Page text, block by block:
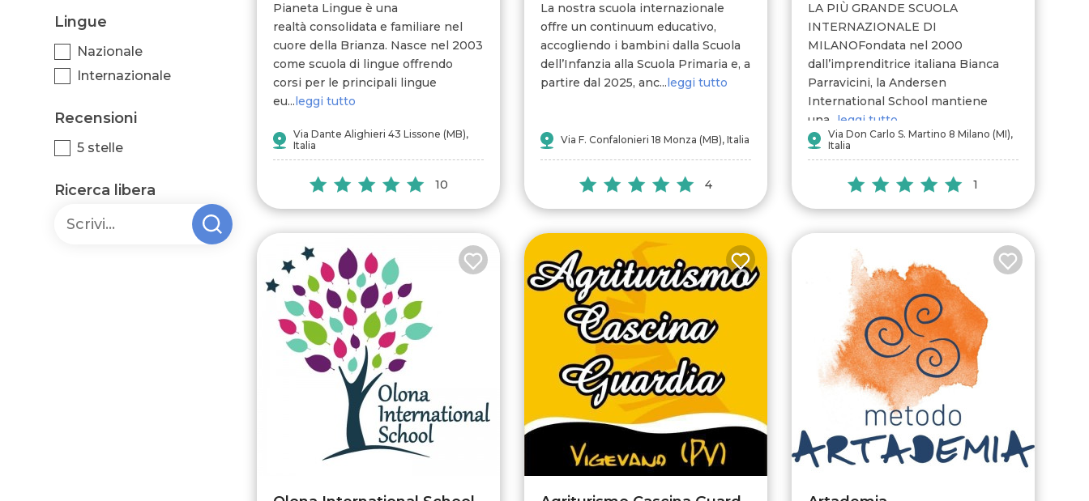
Lingue
Nazionale
Internazionale
Recensioni
5 stelle
Ricerca libera
Pianeta Lingue è una
realtà consolidata e familiare nel
cuore della Brianza. Nasce nel 2003
come scuola di lingue offrendo
corsi per le principali lingue
eu...leggi tutto
Via Dante Alighieri 43 Lissone (MB),
Italia
10
La nostra scuola internazionale
offre un continuum educativo,
accogliendo i bambini dalla Scuola
dell’Infanzia alla Scuola Primaria e, a
partire dal 2025, anc...leggi tutto
Via F. Confalonieri 18 Monza (MB), Italia
4
LA PIÙ GRANDE SCUOLA
INTERNAZIONALE DI
MILANOFondata nel 2000
dall’imprenditrice italiana Bianca
Parravicini, la Andersen
International School mantiene
una... leggi tutto
Via Don Carlo S. Martino 8 Milano (MI),
Italia
1